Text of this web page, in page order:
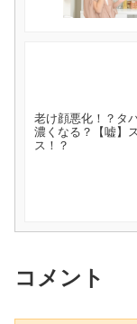
老け顔悪化！？タ
濃くなる？【嘘】
ス！？
コメント